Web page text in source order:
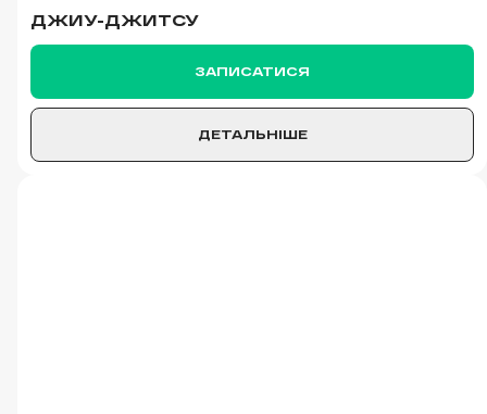
ДЖИУ-ДЖИТСУ
ЗАПИСАТИСЯ
ДЕТАЛЬНІШЕ